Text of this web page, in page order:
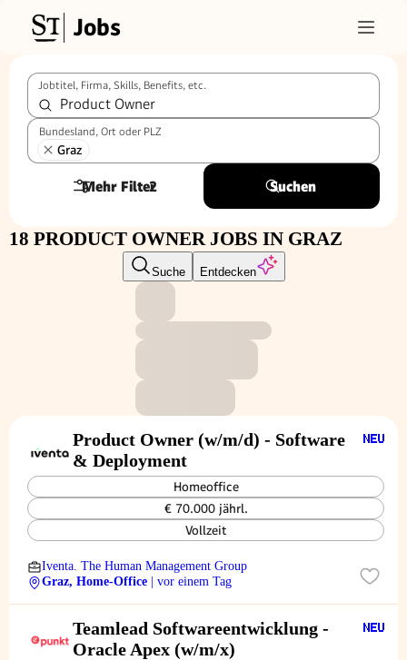
Jobs
Jobtitel, Firma, Skills, Benefits, etc.
Bundesland, Ort oder PLZ
Graz
Mehr Filter
2 Suchen
18 PRODUCT OWNER JOBS IN GRAZ
Suche Entdecken
Product Owner (w/m/d) - Software
& Deployment
Homeoffice
€ 70.000 jährl.
Vollzeit
Iventa. The Human Management Group
Graz, Home-Office
| vor einem Tag
Teamlead Softwareentwicklung -
Oracle Apex (w/m/x)